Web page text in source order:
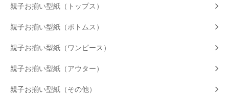
親子お揃い型紙（トップス）
親子お揃い型紙（ボトムス）
親子お揃い型紙（ワンピース）
親子お揃い型紙（アウター）
親子お揃い型紙（その他）